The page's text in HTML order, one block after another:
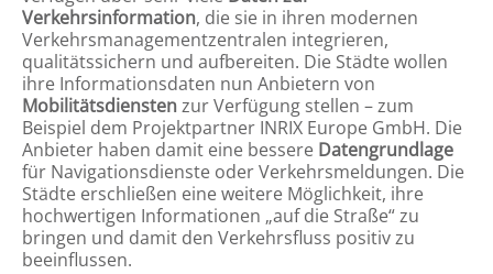
Verkehrsinformation, die sie in ihren modernen
Verkehrsmanagementzentralen integrieren,
qualitätssichern und aufbereiten. Die Städte wollen
ihre Informationsdaten nun Anbietern von
Mobilitätsdienstenzur Verfügung stellen – zum
Beispiel dem Projektpartner INRIX Europe GmbH. Die
Anbieter haben damit eine bessere Datengrundlage
für Navigationsdienste oder Verkehrsmeldungen. Die
Städte erschließen eine weitere Möglichkeit, ihre
hochwertigen Informationen „auf die Straße“ zu
bringen und damit den Verkehrsfluss positiv zu
beeinflussen.